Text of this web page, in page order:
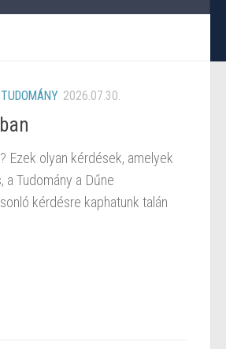
2026.07.30.
Ezek olyan kérdések, amelyek
Tudomány a Dűne
kérdésre kaphatunk talán